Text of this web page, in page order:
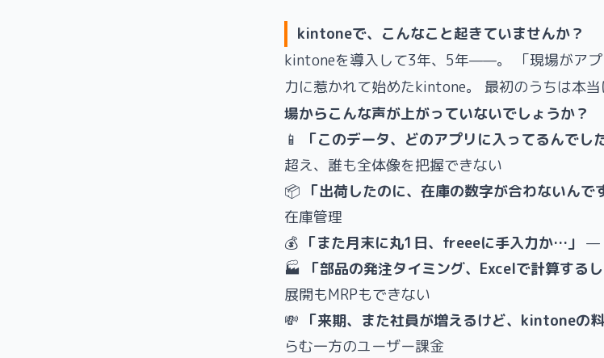
kintoneで、こんなこと起きていませんか？
kintoneを導入して3年、5年——。 「現場がア
力に惹かれて始めたkintone。 最初のうちは本当
場からこんな声が上がっていないでしょうか？
📱
「このデータ、どのアプリに入ってるんでし
超え、誰も全体像を把握できない
📦 「出荷したのに、在庫の数字が合わないんで
在庫管理
💰 「また月末に丸1日、freeeに手入力か…」 —
🏭
「部品の発注タイミング、Excelで計算する
展開もMRPもできない
💸 「来期、また社員が増えるけど、kintoneの
らむ一方のユーザー課金